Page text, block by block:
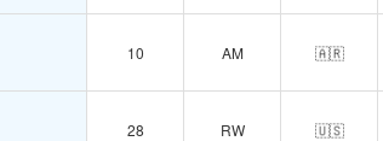
10 AM 🇦🇷
28 RW 🇺🇸